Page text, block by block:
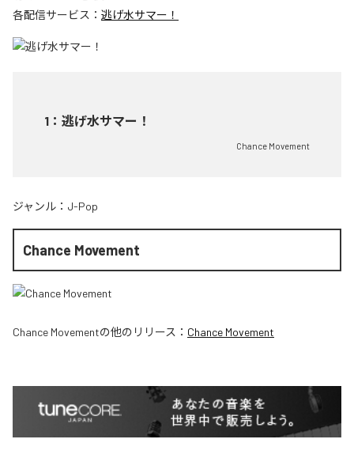
各配信サービス： 逃げ水サマー！
1 ： 逃げ水サマー！
Chance Movement
ジャンル： J-Pop
Chance Movement
Chance Movementの他のリリース： Chance Movement